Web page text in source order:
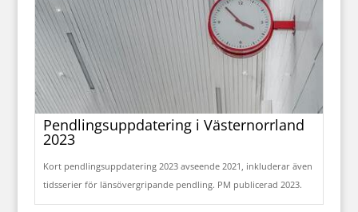
Pendlingsuppdatering i Västernorrland
2023
Kort pendlingsuppdatering 2023 avseende 2021, inkluderar även
tidsserier för länsövergripande pendling. PM publicerad 2023.